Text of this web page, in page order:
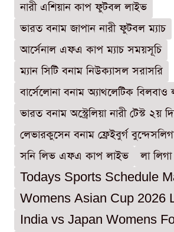
নারী এশিয়ান কাপ ফুটবল লাইভ
ভারত বনাম জাপান নারী ফুটবল ম্যাচ
আর্সেনাল এফএ কাপ ম্যাচ সময়সূচি
ম্যান সিটি বনাম নিউক্যাসল সরাসরি
বার্সেলোনা বনাম অ্যাথলেটিক বিলবাও
ভারত বনাম অস্ট্রেলিয়া নারী টেস্ট ২য়
লেভারকুসেন বনাম ফ্রেইবুর্গ
সনি লিভ এফএ কাপ লাইভ
লা
Todays Sports Schedule
Womens Asian Cup 2026
India vs Japan Womens